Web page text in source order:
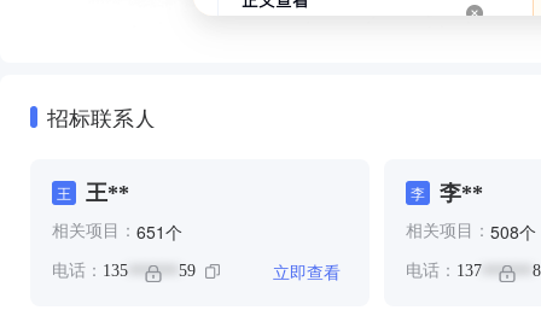
招标联系人
王 王**
相关项目： 651个
电话： 135 ****** 59 立即查看
李 李**
相关项目： 508个
电话： 137 ******